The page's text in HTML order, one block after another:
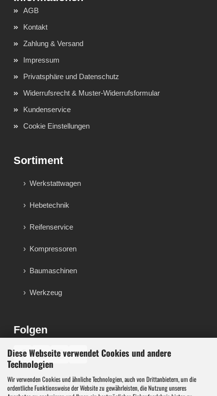
Diese Webseite verwendet Cookies und andere
Technologien
Wir verwenden Cookies und ähnliche Technologien, auch von Drittanbietern, um die
ordentliche Funktionsweise der Website zu gewährleisten, die Nutzung unseres
AGB
Kontakt
Zahlung & Versand
Impressum
Privatsphäre und Datenschutz
Widerrufsrecht & Muster-Widerrufsformular
Kundenservice
Cookie Einstellungen
Sortiment
Werkstattwagen
Hebetechnik
Reifenservice
Kompressoren
Baumaschinen
Werkzeug
Folgen
♪
Werkzeug, Maschinen und Werkstattausstattung für
Werkstatt, Garage, Handwerk und technische Betriebe.